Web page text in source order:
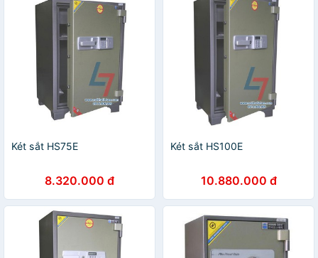
Két sắt HS75E
8.320.000 đ
Két sắt HS100E
10.880.000 đ